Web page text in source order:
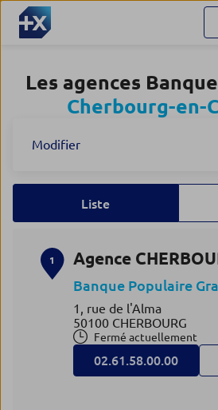
Les agences
Cherbourg-en-
Modifier
Liste
1 Agence
Banque Populaire
1, rue de l'Alma
50100 CHERBOURG
Fermé actuellement
02.61.58.00.00